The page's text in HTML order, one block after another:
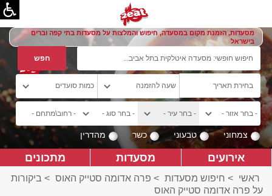
מסעדות, הזמנת מקום במסעדה, חיפוש והמלצות על מסעדות בתי קפה וברים
בישראל
צמחוני טבעוני כשר מהדרין
אירועים מסעדות מתכונים
ראשי > חיפוש מסעדות > פרה אדומה סטייק האוס > ביקורות
על פרה אדומה סטייק האוס